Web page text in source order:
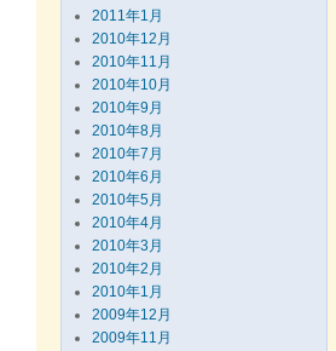
2011年1月
2010年12月
2010年11月
2010年10月
2010年9月
2010年8月
2010年7月
2010年6月
2010年5月
2010年4月
2010年3月
2010年2月
2010年1月
2009年12月
2009年11月